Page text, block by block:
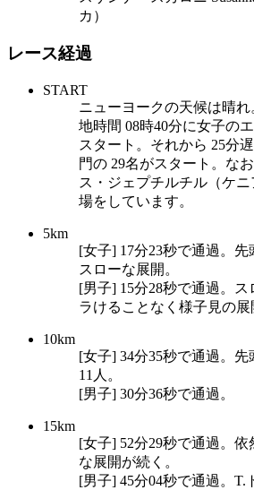
カ）
レース経過
START
ニューヨークの天候は晴
地時間 08時40分に女子の
スタート。それから 25分
門の 29名がスタート。な
ス・ジェプチルチル（ケ
場をしています。
5km
[女子] 17分23秒で通過。
スローな展開。
[男子] 15分28秒で通過。
ラけることなく様子見の展
10km
[女子] 34分35秒で通過。
11人。
[男子] 30分36秒で通過。
15km
[女子] 52分29秒で通過。
な展開が続く。
[男子] 45分04秒で通過。T.